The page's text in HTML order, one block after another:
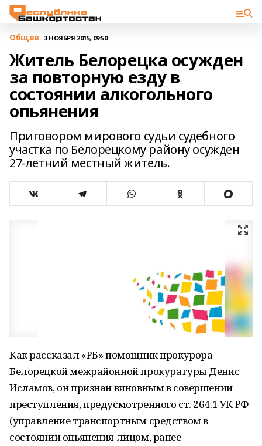
Общее 3 НОЯБРЯ 2015, 09:50
Житель Белорецка осужден
за повторную езду в
состоянии алкогольного
опьянения
Приговором мирового судьи судебного
участка по Белорецкому району осужден
27-летний местный житель.
Как рассказал «РБ» помощник прокурора
Белорецкой межрайонной прокуратуры Денис
Исламов, он признан виновным в совершении
преступления, предусмотренного ст. 264.1 УК РФ
(управление транспортным средством в
состоянии опьянения лицом, ранее